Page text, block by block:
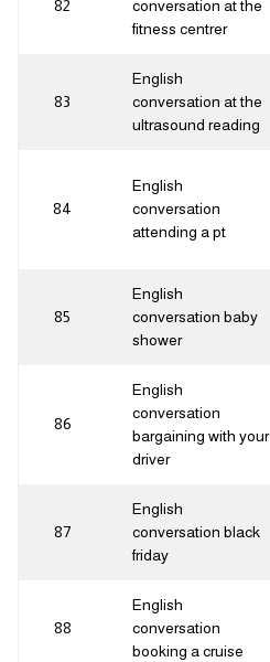
conversation at the
fitness centrer
82
English
conversation at the
ultrasound reading
83
English
conversation
attending a pt
84
English
conversation baby
shower
85
English
conversation
bargaining with your
driver
86
English
conversation black
friday
87
English
conversation
booking a cruise
88